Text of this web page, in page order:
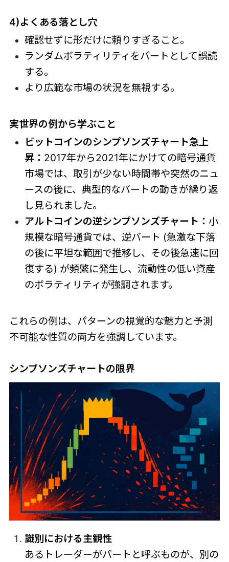
4)よくある落とし穴
確認せずに形だけに頼りすぎること。
ランダムボラティリティをバートとして誤読
する。
より広範な市場の状況を無視する。
実世界の例から学ぶこと
ビットコインのシンプソンズチャート急上
昇： 2017年から2021年にかけての暗号通貨
市場では、取引が少ない時間帯や突然のニュ
ースの後に、典型的なバートの動きが繰り返
し見られました。
アルトコインの逆シンプソンズチャート： 小
規模な暗号通貨では、逆バート (急激な下落
の後に平坦な範囲で推移し、その後急速に回
復する) が頻繁に発生し、流動性の低い資産
のボラティリティが強調されます。
これらの例は、パターンの視覚的な魅力と予測
不可能な性質の両方を強調しています。
シンプソンズチャートの限界
識別における主観性
あるトレーダーがバートと呼ぶものが、別の